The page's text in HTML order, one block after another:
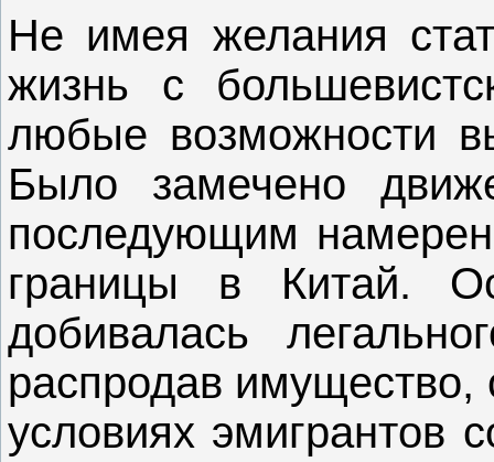
Не имея желания
жизнь с
любые возможности
Было замечено
последующим
границы в Китай.
добивалась
распродав
условиях эмигрантов